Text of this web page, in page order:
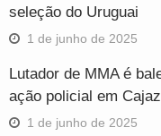
seleção do Uruguai
1 de junho de 2025
Lutador de MMA é
ação policial em
1 de junho de 2025